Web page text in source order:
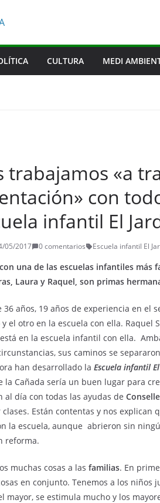
CULTURA MEDI
trabajamos «a
con
infantil El
05/2017 0 comentarios Escuela infantil El
una de las escuelas infantiles más
Laura y Raquel, son primas
36 años, 19 años de experiencia en el
el otro en la escuela con ella. Raquel
en la escuela infantil con ella.
sus caminos se
han desarrollado la Escuela infantil
la Cañada sería un buen lugar para
al día con todas las ayudas de
Están contentas y nos explican
la escuela, aunque abrieron sin
reforma.
muchas cosas a las familias. En
en conjunto. Tenemos a los
mayor, se estimula mucho y los